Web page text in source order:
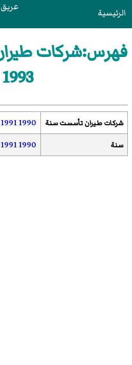
الرئيسية عريق
فهرس:شركات
1993
شركات طيران تأسست سنة 19911990
سنة 19911990